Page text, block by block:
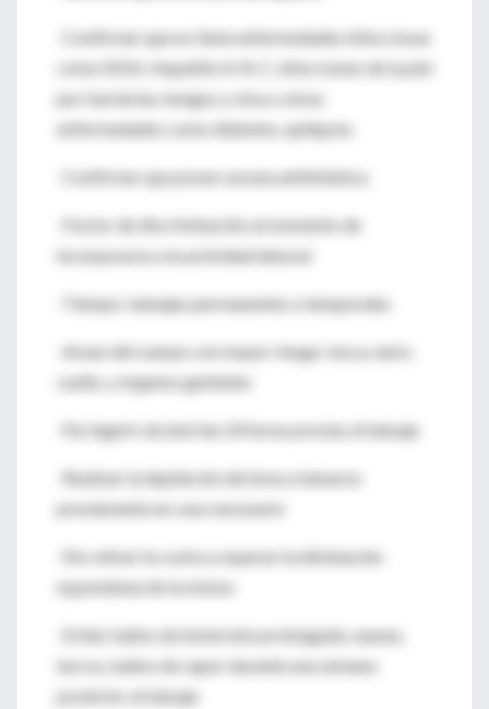
-Confirmar que no tiene enfermedades infecciosas
como SIDA, Hepatitis A-B-C, infecciones de la piel
por bacterias, hongos y virus u otras
enfermedades como diabetes, epilepsia
-Confirmar que posee vacuna antitetánica
-Factor de discriminación al momento de
incorporarse a la actividad laboral
-Tiempo: tatuajes permanentes o temporales
-Areas del cuerpo con mayor riesgo: boca, nariz,
cuello, y órganos genitales
-No ingerir alcohol las 24 horas previas al tatuaje
-Realizar la depilación del área a tatuarse
previamente en caso necesario
-No retirar la costra y esperar la eliminación
espontánea de la misma
-Evitar baños de inmersión prolongada, saunas,
turcos, baños de vapor durante una semana
posterior al tatuaje